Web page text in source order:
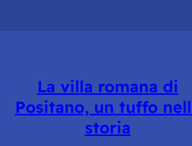
La villa romana di
Positano, un tuffo
storia